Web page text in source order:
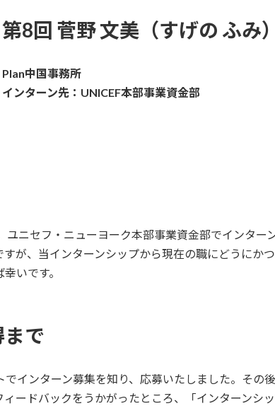
第8回 菅野 文美（すげの ふみ
Plan中国事務所
インターン先：UNICEF本部事業資金部
ニセフ・ニューヨーク本部事業資金部でインター
が、当インターンシップから現在の職にどうにか
いです。
で
インターン募集を知り、応募いたしました。その
ードバックをうかがったところ、「インターンシ